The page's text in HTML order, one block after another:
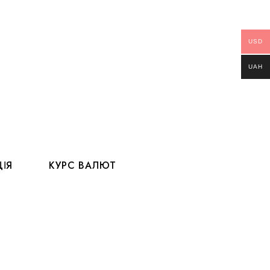
КУРС ВАЛЮТ
USD
UAH